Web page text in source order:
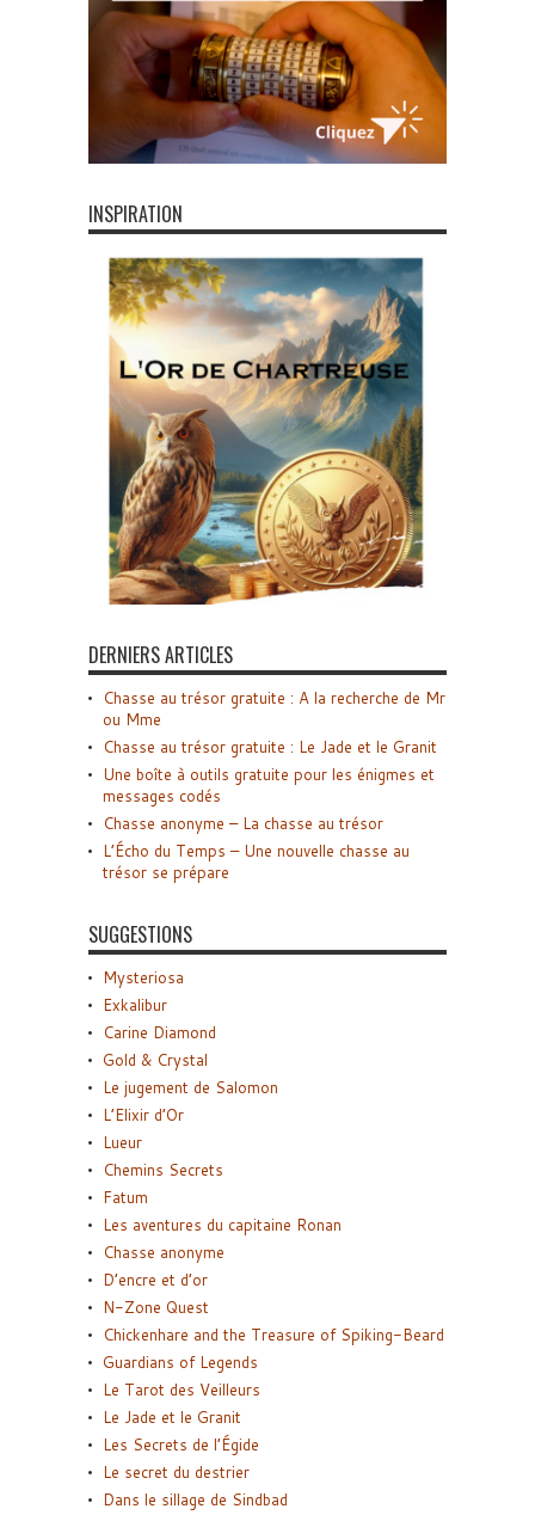
INSPIRATION
DERNIERS ARTICLES
Chasse au trésor gratuite : A la recherche de Mr
ou Mme
Chasse au trésor gratuite : Le Jade et le Granit
Une boîte à outils gratuite pour les énigmes et
messages codés
Chasse anonyme – La chasse au trésor
L’Écho du Temps – Une nouvelle chasse au
trésor se prépare
SUGGESTIONS
Mysteriosa
Exkalibur
Carine Diamond
Gold & Crystal
Le jugement de Salomon
L’Elixir d’Or
Lueur
Chemins Secrets
Fatum
Les aventures du capitaine Ronan
Chasse anonyme
D’encre et d’or
N-Zone Quest
Chickenhare and the Treasure of Spiking-Beard
Guardians of Legends
Le Tarot des Veilleurs
Le Jade et le Granit
Les Secrets de l’Égide
Le secret du destrier
Dans le sillage de Sindbad